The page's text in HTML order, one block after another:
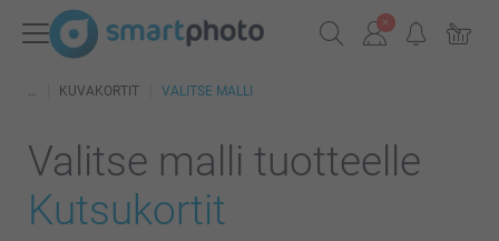
KUVAKORTIT VALITSE MALLI
Valitse malli tuotteelle
Kutsukortit